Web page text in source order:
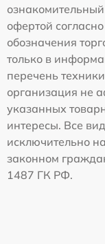
офертой
обозначения
только в
перечень
организация не
указанных
интересы. Все
исключительно
законном
1487 ГК РФ.